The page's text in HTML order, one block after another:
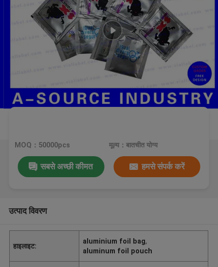
MOQ：50000pcs मूल्य：बातचीत योग्य
सबसे अच्छी कीमत हमसे संपर्क करें
उत्पाद विवरण
हाइलाइट:
aluminium foil bag,
aluminum foil pouch